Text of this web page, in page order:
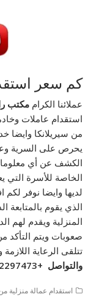
كم سعر
عملائنا الكراممكتب
استقدام عاملات
من سيريلانكا وايضا
يحرص على السرية
الكشف عن أي
الخاصة للأسرة التي
لديها وايضا نوفر
الذي يقوم بالمتابعة
المنزلية ويقدم لهم
صعوبات ويتم التأكد
تتلقى الرعاية
والتواصل +966542297473
استقدام عمالة منزلية